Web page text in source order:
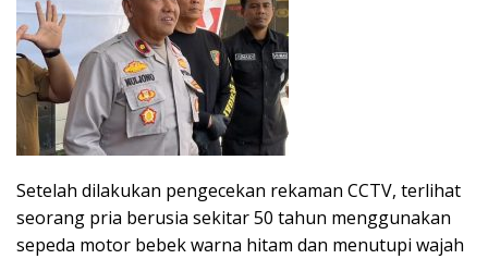
Setelah dilakukan pengecekan rekaman CCTV, terlihat
seorang pria berusia sekitar 50 tahun menggunakan
sepeda motor bebek warna hitam dan menutupi wajah